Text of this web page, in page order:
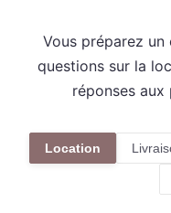
Vous préparez
questions sur la
réponses
Location